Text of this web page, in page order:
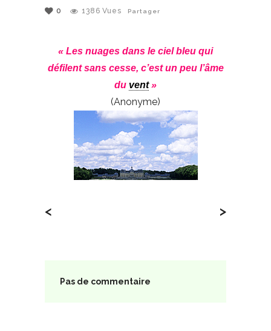
0
1386 Vues Partager
« Les nuages dans le ciel bleu qui
défilent sans cesse, c’est un peu l’âme
du vent»
(Anonyme)
< >
Pas de commentaire